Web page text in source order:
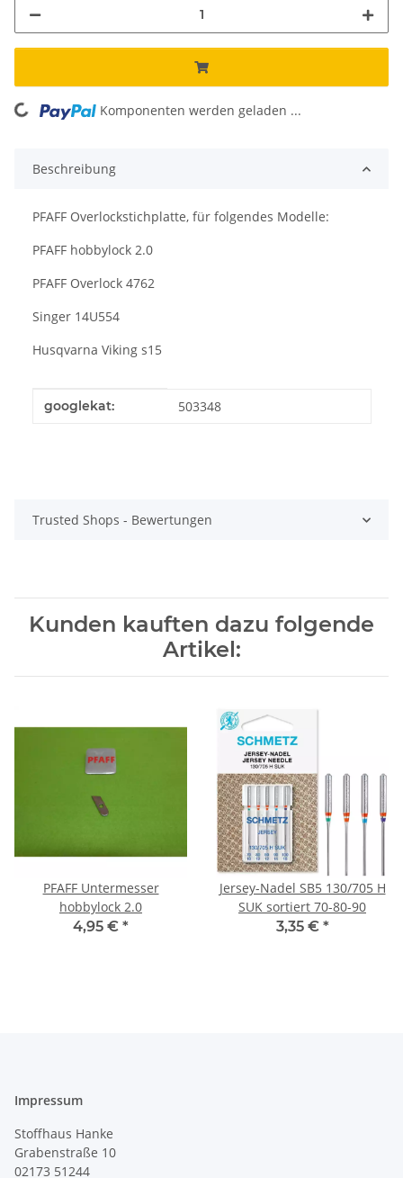
Komponenten werden geladen ...
Beschreibung
PFAFF Overlockstichplatte, für folgendes Modelle:
PFAFF hobbylock 2.0
PFAFF Overlock 4762
Singer 14U554
Husqvarna Viking s15
Produkteigenschaft
Wert
googlekat: 503348
Trusted Shops - Bewertungen
Kunden kauften dazu folgende
Artikel:
PFAFF Untermesser
hobbylock 2.0
4,95 € *
Jersey-Nadel SB5 130/705 H
SUK sortiert 70-80-90
3,35 € *
Impressum
Stoffhaus Hanke
Grabenstraße 10
02173 51244